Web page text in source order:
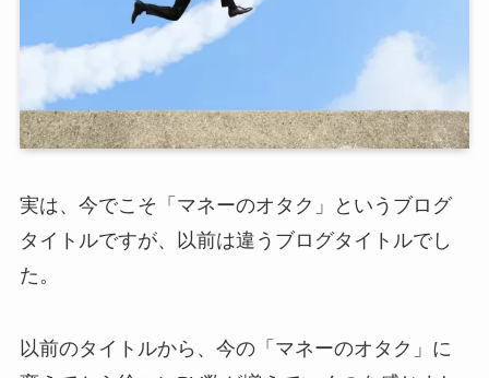
実は、今でこそ「マネーのオタク」というブログ
タイトルですが、以前は違うブログタイトルでし
た。
以前のタイトルから、今の「マネーのオタク」に